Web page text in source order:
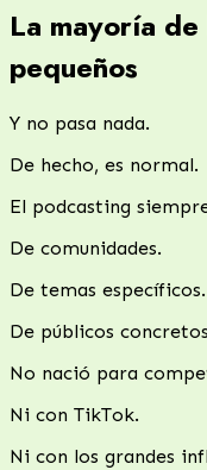
La mayoría
pequeños
Y no pasa nada.
De hecho, es normal.
El podcasting
De comunidades.
De temas específicos.
De públicos
No nació para
Ni con TikTok.
Ni con los grandes